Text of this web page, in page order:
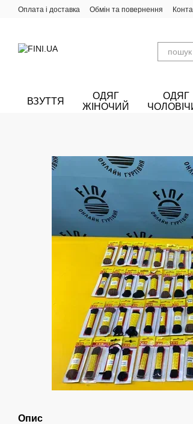
Перейти до основного контенту
Оплата і доставка Обмін та повернення
ВЗУТТЯ
ОДЯГ
ЖІНОЧИЙ
ОДЯГ
Опис